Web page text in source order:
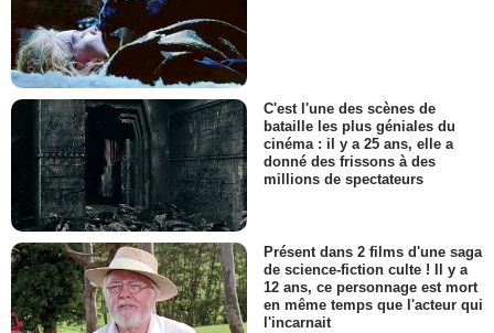
C'est l'une des scènes de
bataille les plus géniales du
cinéma : il y a 25 ans, elle a
donné des frissons à des
millions de spectateurs
Présent dans 2 films d'une saga
de science-fiction culte ! Il y a
12 ans, ce personnage est mort
en même temps que l'acteur qui
l'incarnait